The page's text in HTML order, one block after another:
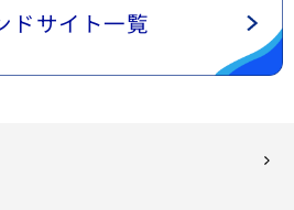
ドサイト一覧